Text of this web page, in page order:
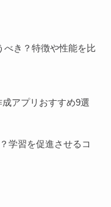
べき？特徴や性能を比
アプリおすすめ9選
学習を促進させるコ